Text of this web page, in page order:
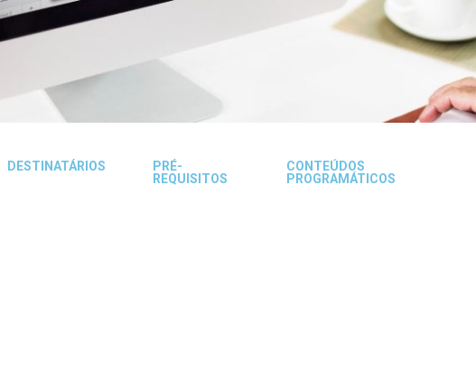
DESTINATÁRIOS
PRÉ-
REQUISITOS
CONTEÚDOS
PROGRAMÁTICOS